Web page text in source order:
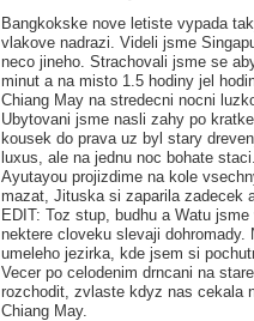
Bangkokske nove letiste vypada
vlakove nadrazi. Videli jsme
neco jineho. Strachovali jsme se
minut a na misto 1.5 hodiny jel
Chiang May na stredecni nocni
Ubytovani jsme nasli zahy po
kousek do prava uz byl stary
luxus, ale na jednu noc bohate staci.
Ayutayou projizdime na kole
mazat, Jituska si zaparila zadecek
EDIT: Toz stup, budhu a Watu
nektere cloveku slevaji
umeleho jezirka, kde jsem si
Vecer po celodenim drncani na
rozchodit, zvlaste kdyz nas cekala
Chiang May.